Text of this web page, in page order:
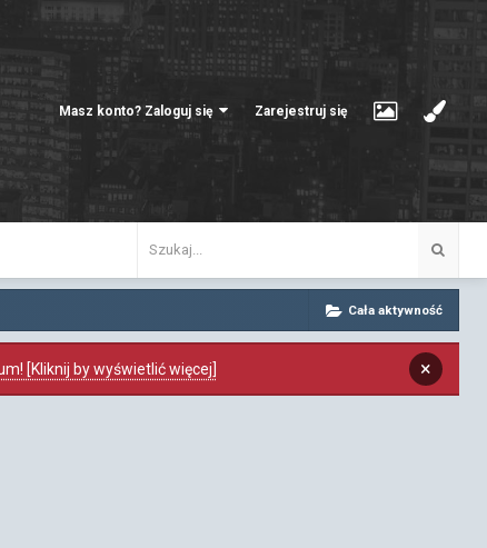
Masz konto? Zaloguj się Zarejestruj się
Cała aktywność
[Kliknij by wyświetlić więcej] ×